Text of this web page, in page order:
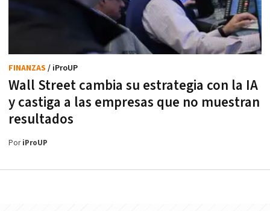
Wall Street cambia su estrategia con la IA
y castiga a las empresas que no muestran
resultados
FINANZAS / iProUP
PoriProUP